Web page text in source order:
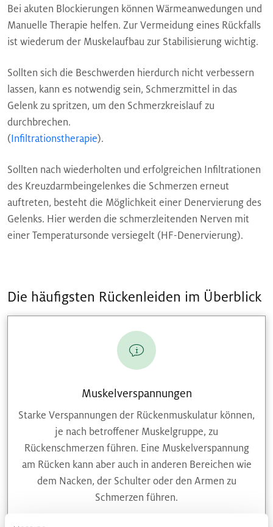
Bei akuten Blockierungen können Wärmeanwedungen und
Manuelle Therapie helfen. Zur Vermeidung eines Rückfalls
ist wiederum der Muskelaufbau zur Stabilisierung wichtig.
Sollten sich die Beschwerden hierdurch nicht verbessern
lassen, kann es notwendig sein, Schmerzmittel in das
Gelenk zu spritzen, um den Schmerzkreislauf zu
durchbrechen.
( Infiltrationstherapie).
Sollten nach wiederholten und erfolgreichen Infiltrationen
des Kreuzdarmbeingelenkes die Schmerzen erneut
auftreten, besteht die Möglichkeit einer Denervierung des
Gelenks. Hier werden die schmerzleitenden Nerven mit
einer Temperatursonde versiegelt (HF-Denervierung).
Die häufigsten Rückenleiden im Überblick
Muskelverspannungen
Starke Verspannungen der Rückenmuskulatur können,
je nach betroffener Muskelgruppe, zu
Rückenschmerzen führen. Eine Muskelverspannung
am Rücken kann aber auch in anderen Bereichen wie
dem Nacken, der Schulter oder den Armen zu
Schmerzen führen.